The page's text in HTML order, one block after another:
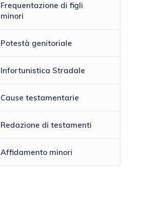
Frequentazione di figli
minori
Potestà genitoriale
Infortunistica Stradale
Cause testamentarie
Redazione di testamenti
Affidamento minori